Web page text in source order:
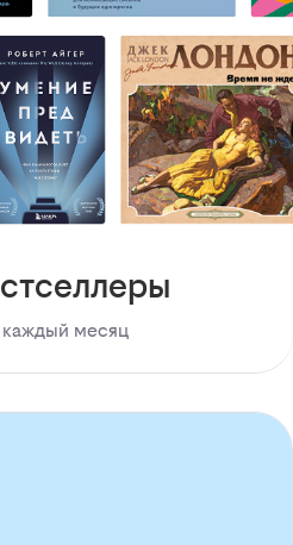
каждый месяц